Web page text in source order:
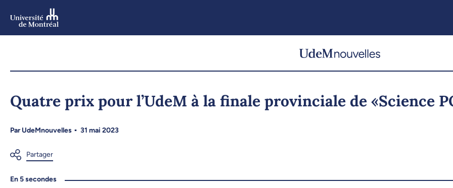
Quatre prix pour l’UdeM à la finale provinciale de «Science
ParUdeMnouvelles 31 mai 2023
En 5 secondes